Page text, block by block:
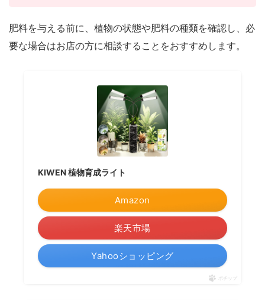
肥料を与える前に、植物の状態や肥料の種類を確認し、必
要な場合はお店の方に相談することをおすすめします。
KIWEN 植物育成ライト
Amazon
楽天市場
Yahooショッピング
ポチップ